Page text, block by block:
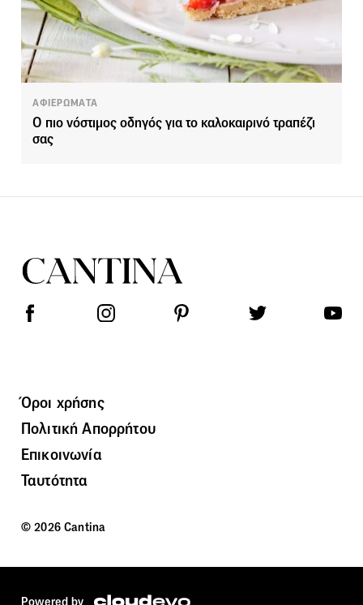
ΑΦΙΕΡΩΜΑΤΑ
Ο πιο νόστιμος οδηγός για το καλοκαιρινό τραπέζι
σας
Όροι χρήσης
Πολιτική Απορρήτου
Επικοινωνία
Ταυτότητα
© 2026 Cantina
Powered by